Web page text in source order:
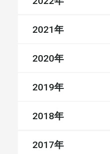
2021年
2020年
2019年
2018年
2017年